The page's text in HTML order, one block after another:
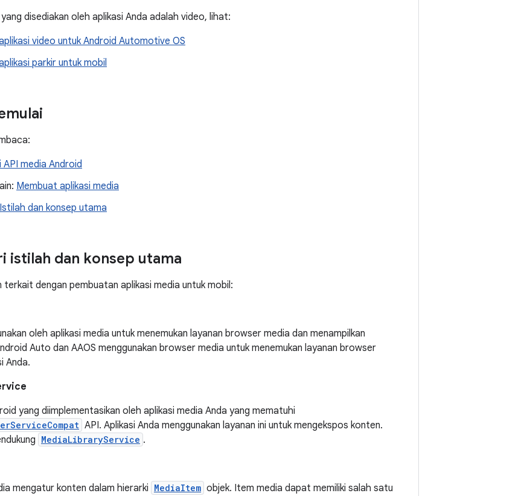
disediakan oleh aplikasi Anda adalah video, lihat:
video untuk Android Automotive OS
parkir untuk mobil
media Android
Membuat aplikasi media
Istilah dan konsep utama
istilah dan konsep utama
terkait dengan pembuatan aplikasi media untuk mobil:
oleh aplikasi media untuk menemukan layanan browser media dan menampilkan
Auto dan AAOS menggunakan browser media untuk menemukan layanan browser
Anda.
yang diimplementasikan oleh aplikasi media Anda yang mematuhi
API. Aplikasi Anda menggunakan layanan ini untuk mengekspos konten.
MediaLibraryService .
mengatur konten dalam hierarki MediaItem objek. Item media dapat memiliki salah satu